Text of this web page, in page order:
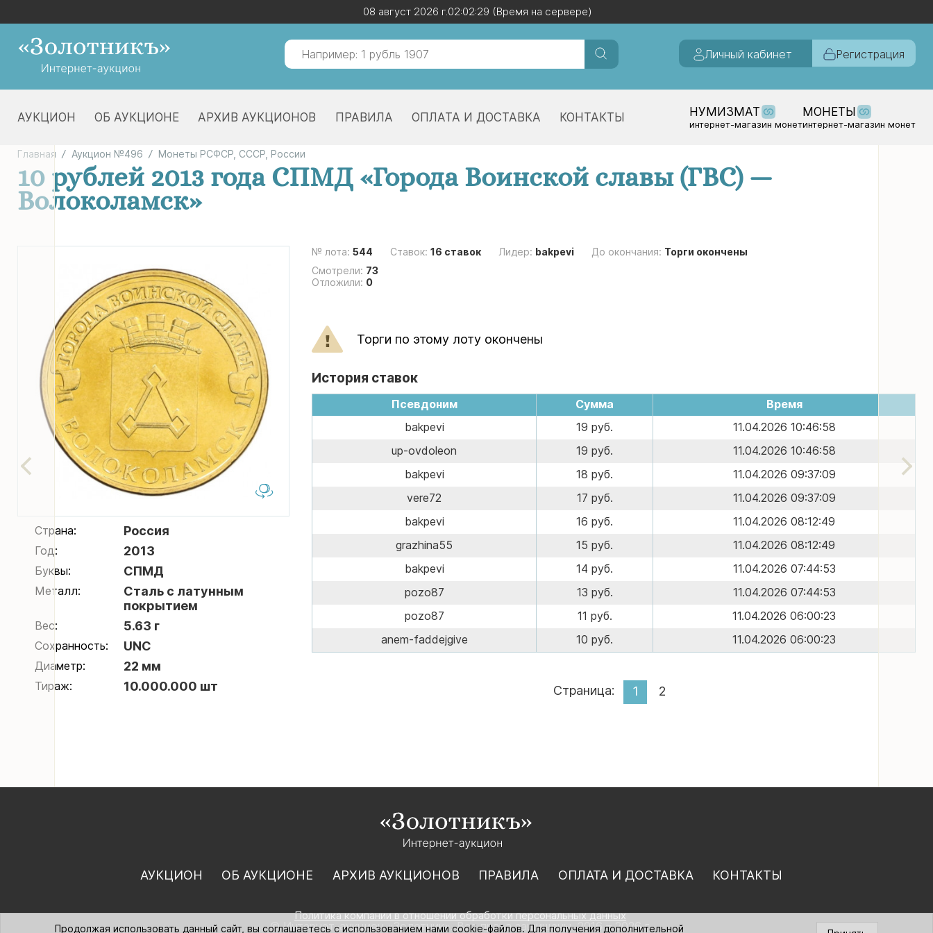
08 август 2026 г.02:02:30 (Время на сервере)
Личный кабинет Регистрация
АУКЦИОН ОБ АУКЦИОНЕ АРХИВ АУКЦИОНОВ ПРАВИЛА ОПЛАТА И ДОСТАВКА КОНТАКТЫ НУМИЗМАТ
интернет-магазин монет
МОНЕТЫ
интернет-магазин монет
08 август 2026 г.02:02:30 (Время на сервере)
Главная Аукцион №496 Монеты РСФСР, СССР, России
10 рублей 2013 года СПМД «Города Воинской славы (ГВС) —
Волоколамск»
Страна: Россия
Год: 2013
Буквы: СПМД
Металл:
Сталь с латунным
покрытием
Вес: 5.63 г
Сохранность: UNC
Диаметр: 22 мм
Тираж: 10.000.000 шт
№ лота: 544 Ставок: 16 ставок Лидер: bakpevi До окончания: Торги окончены
Смотрели: 73
Отложили: 0
Торги по этому лоту окончены
История ставок
Псевдоним Сумма
Время
bakpevi
19 руб.
11.04.2026 10:46:58
up-ovdoleon
19 руб.
11.04.2026 10:46:58
bakpevi
18 руб.
11.04.2026 09:37:09
vere72
17 руб.
11.04.2026 09:37:09
bakpevi
16 руб.
11.04.2026 08:12:49
grazhina55
15 руб.
11.04.2026 08:12:49
bakpevi
14 руб.
11.04.2026 07:44:53
pozo87
13 руб.
11.04.2026 07:44:53
pozo87
11 руб.
11.04.2026 06:00:23
anem-faddejgive
10 руб. 11.04.2026 06:00:23
Страница: 1 2
АУКЦИОН ОБ АУКЦИОНЕ АРХИВ АУКЦИОНОВ ПРАВИЛА ОПЛАТА И ДОСТАВКА КОНТАКТЫ
Политика компании в отношении обработки персональных данных
© Интернет-аукцион «Золотник». Все права защищены. 2016 – 2026 г.
Продолжая использовать данный сайт, вы соглашаетесь с использованием нами cookie-файлов. Для получения дополнительной